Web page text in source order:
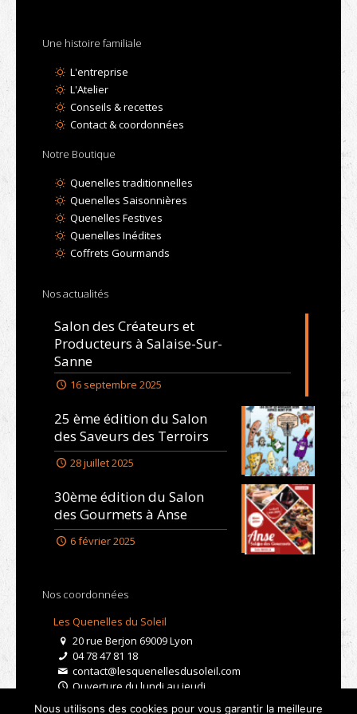
Une histoire familiale
L'entreprise
L'Atelier
Conseils & recettes
Contact & coordonnées
Notre Boutique
Quenelles traditionnelles
Quenelles Saisonnières
Quenelles Festives
Quenelles Inédites
Coffrets Gourmands
Nos actualités
Salon des Créateurs et
Producteurs à Salaise-Sur-
Sanne
16 septembre 2025
25 ème édition du Salon
des Saveurs des Terroirs
28 juillet 2025
30ème édition du Salon
des Gourmets à Anse
6 février 2025
Nos coordonnées
Les Quenelles du Soleil
20 rue Berjon 69009 Lyon
04 78 47 81 18
contact@lesquenellesdusoleil.com
Ouverture du lundi au jeudi
De 9h à 15h
Nous utilisons des cookies pour vous garantir la meilleure